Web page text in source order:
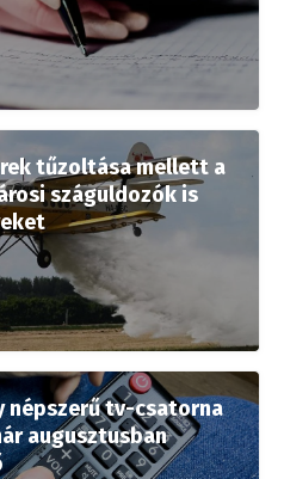
tűzoltása mellett a
száguldozók is
népszerű tv-csatorna
augusztusban